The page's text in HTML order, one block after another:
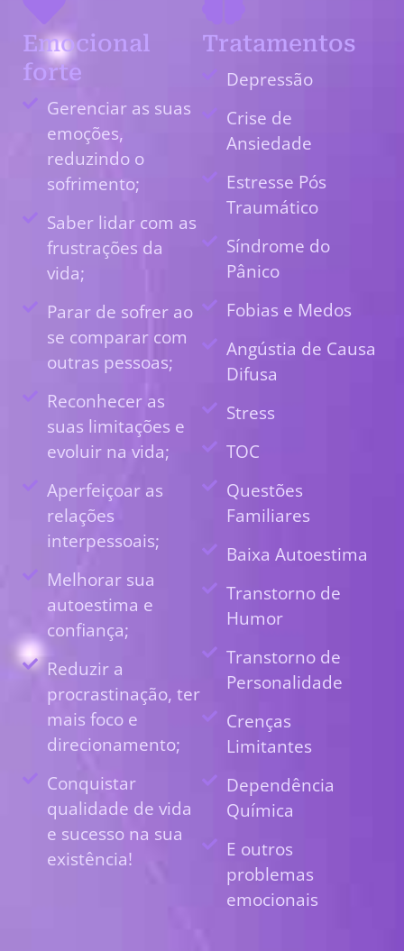
Emocional
forte
Gerenciar as suas
emoções,
reduzindo o
sofrimento;
Saber lidar com as
frustrações da
vida;
Parar de sofrer ao
se comparar com
outras pessoas;
Reconhecer as
suas limitações e
evoluir na vida;
Aperfeiçoar as
relações
interpessoais;
Melhorar sua
autoestima e
confiança;
Reduzir a
procrastinação, ter
mais foco e
direcionamento;
Conquistar
qualidade de vida
e sucesso na sua
existência!
Tratamentos
Depressão
Crise de
Ansiedade
Estresse Pós
Traumático
Síndrome do
Pânico
Fobias e Medos
Angústia de Causa
Difusa
Stress
TOC
Questões
Familiares
Baixa Autoestima
Transtorno de
Humor
Transtorno de
Personalidade
Crenças
Limitantes
Dependência
Química
E outros
problemas
emocionais